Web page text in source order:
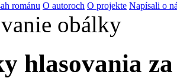
románu O autoroch O projekte Napísali o
obálky
hlasovania